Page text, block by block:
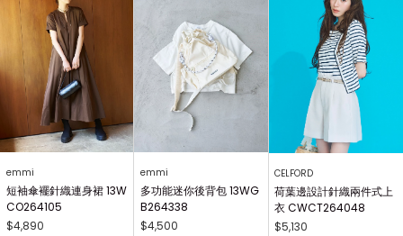
emmi
短袖傘襬針織連身裙 13W
CO264105
$4,890
emmi
多功能迷你後背包 13WG
B264338
$4,500
CELFORD
荷葉邊設計針織兩件式上
衣 CWCT264048
$5,130